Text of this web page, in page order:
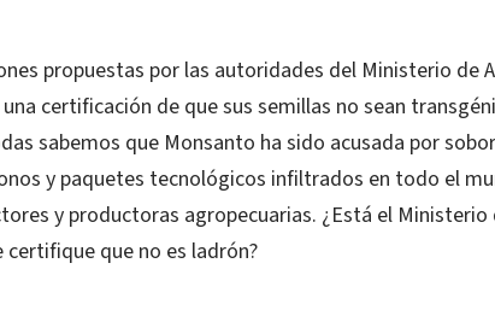
propuestas por las autoridades del Ministerio de
certificación de que sus semillas no sean
sabemos que Monsanto ha sido acusada por
y paquetes tecnológicos infiltrados en todo el
y productoras agropecuarias. ¿Está el
certifique que no es ladrón?